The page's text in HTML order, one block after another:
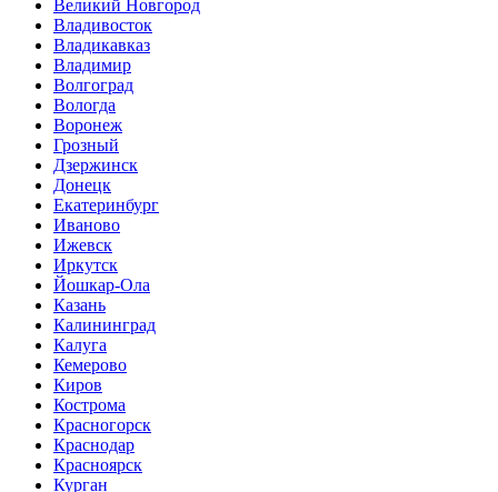
Великий Новгород
Владивосток
Владикавказ
Владимир
Волгоград
Вологда
Воронеж
Грозный
Дзержинск
Донецк
Екатеринбург
Иваново
Ижевск
Иркутск
Йошкар-Ола
Казань
Калининград
Калуга
Кемерово
Киров
Кострома
Красногорск
Краснодар
Красноярск
Курган